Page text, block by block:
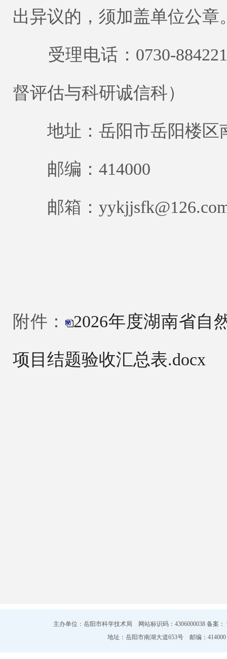
出异议的，须加盖单位公章
受理电话：0730-
督评估与科研诚信科）
地址：岳阳市岳阳楼区
邮编：414000
邮箱：
附件： 2026年度湖南省自
项目结题验收汇总表.docx
主办单位：岳阳市科学技术局 网站标识码：4306000038 备案：
地址：岳阳市南湖大道653号 邮编：